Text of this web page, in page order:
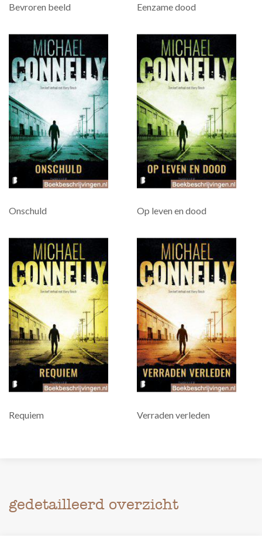
Bevroren beeld Eenzame dood
Onschuld Op leven en dood
Requiem Verraden verleden
gedetailleerd overzicht